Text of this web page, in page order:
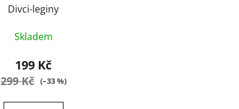
Divci-leginy
Skladem
199 Kč
299 Kč (–33 %)